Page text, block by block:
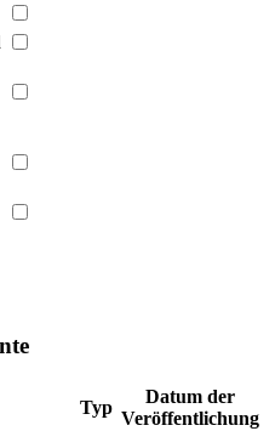
Typ
Datum der
Veröffentlichung